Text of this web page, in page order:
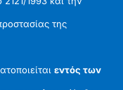
της
εντός των